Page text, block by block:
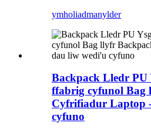
ymholiadmanylder
Backpack Lledr PU
ffabrig cyfunol Bag
Cyfrifiadur Laptop
cyfuno